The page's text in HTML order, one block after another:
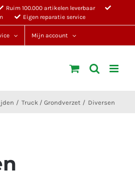
Ruim 100.000 artikelen leverbaar
Eigen reparatie service
Mijn account
Truck / Grondverzet Diversen